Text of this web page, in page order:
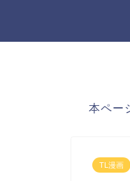
本ペー
TL漫画